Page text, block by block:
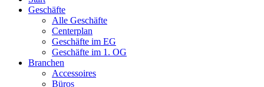
Geschäfte
Alle Geschäfte
Centerplan
Geschäfte im EG
Geschäfte im 1. OG
Branchen
Accessoires
Büros